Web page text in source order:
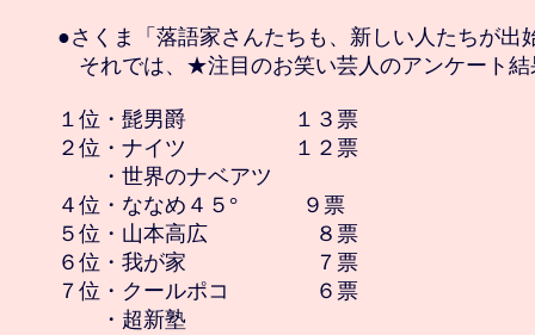
●さくま「落語家さんたちも、新しい人たちが出
それでは、★注目のお笑い芸人のアンケート結
１位・髭男爵　　　　　１３票
２位・ナイツ　　　　　１２票
・世界のナベアツ
４位・ななめ４５°　　　９票
５位・山本高広　　　　　８票
６位・我が家　　　　　　７票
７位・クールポコ　　　　６票
・超新塾